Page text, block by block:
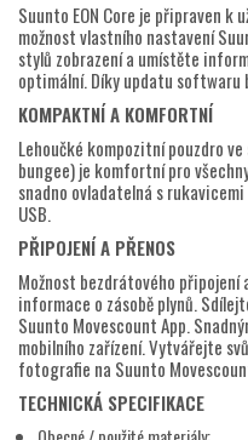
Suunto EON Core je připraven k
možnost vlastního nastavení
stylů zobrazení a umístěte
optimální. Díky updatu softwaru
KOMPAKTNÍ A KOMFORTNÍ
Lehoučké kompozitní pouzdro
bungee) je komfortní pro
snadno ovladatelná s
USB.
PŘIPOJENÍ A PŘENOS
Možnost bezdrátového připojení
informace o zásobě plynů.
Suunto Movescount App.
mobilního zařízení. Vytvářejte
fotografie na Suunto
TECHNICKÁ SPECIFIKACE